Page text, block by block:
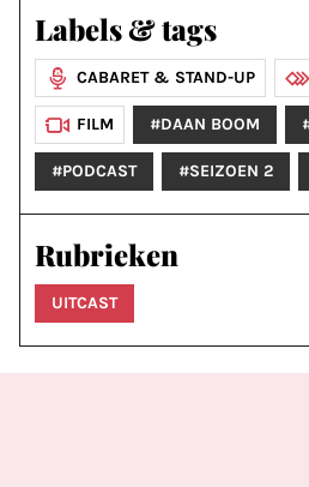
Labels & tags
CABARET & STAND-UP
FILM #DAAN BOOM
#PODCAST #SEIZOEN 2
Rubrieken
UITCAST